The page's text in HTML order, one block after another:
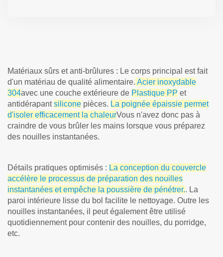
Matériaux sûrs et anti-brûlures : Le corps principal est fait
d'un matériau de qualité alimentaire. Acier inoxydable
304avec une couche extérieure de Plastique PP et
antidérapantsilicone pièces. La poignée épaissie permet
d'isoler efficacement la chaleurVous n'avez donc pas à
craindre de vous brûler les mains lorsque vous préparez
des nouilles instantanées.
Détails pratiques optimisés : La conception du couvercle
accélère le processus de préparation des nouilles
instantanées et empêche la poussière de pénétrer.. La
paroi intérieure lisse du bol facilite le nettoyage. Outre les
nouilles instantanées, il peut également être utilisé
quotidiennement pour contenir des nouilles, du porridge,
etc.